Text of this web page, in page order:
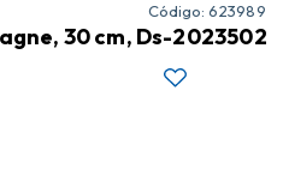
: 623989
30 cm, Ds-2023502